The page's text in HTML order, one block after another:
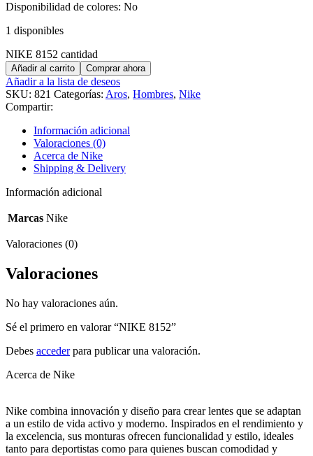
Disponibilidad de colores: No
1 disponibles
NIKE 8152 cantidad
Añadir al carrito Comprar ahora
Añadir a la lista de deseos
SKU: 821 Categorías: Aros, Hombres, Nike
Compartir:
Información adicional
Valoraciones (0)
Acerca de Nike
Shipping & Delivery
Información adicional
Marcas Nike
Valoraciones (0)
Valoraciones
No hay valoraciones aún.
Sé el primero en valorar “NIKE 8152”
Debes accederpara publicar una valoración.
Acerca de Nike
Nike combina innovación y diseño para crear lentes que se adaptan
a un estilo de vida activo y moderno. Inspirados en el rendimiento y
la excelencia, sus monturas ofrecen funcionalidad y estilo, ideales
tanto para deportistas como para quienes buscan comodidad y